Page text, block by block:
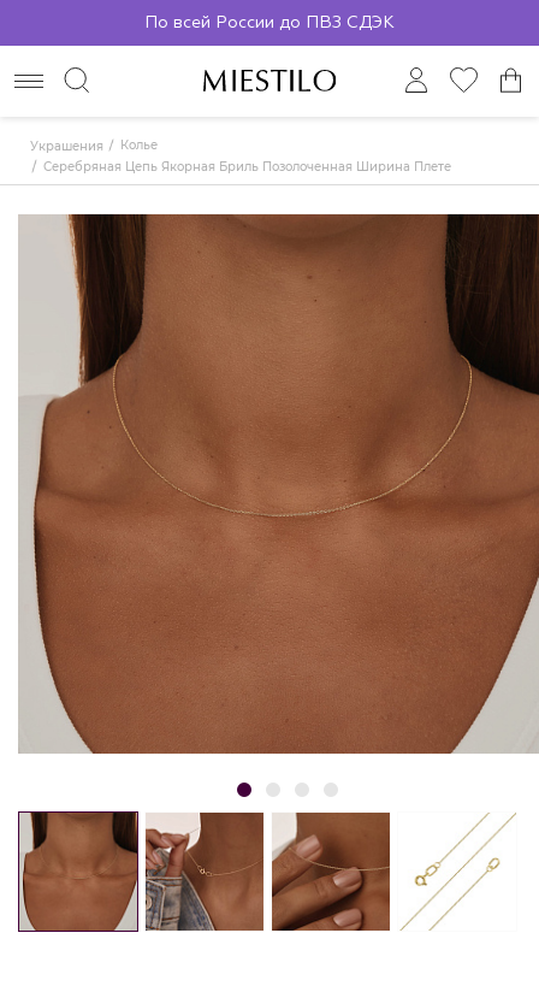
По всей России до ПВЗ СДЭК
Украшения
Колье
Серебряная Цепь Якорная Бриль Позолоченная Ширина Плетения 0,9 Мм